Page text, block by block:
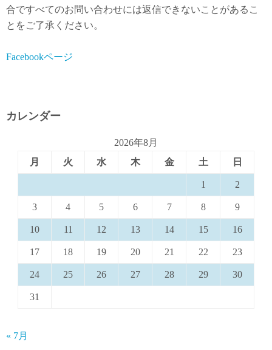
合ですべてのお問い合わせには返信できないことがあるこ
とをご了承ください。
Facebookページ
カレンダー
2026年8月
月
火 水 木 金 土 日
1 2
3 4 5 6 7 8 9
10 11 12 13 14 15 16
17 18 19 20 21 22 23
24 25 26 27 28 29 30
31
« 7月